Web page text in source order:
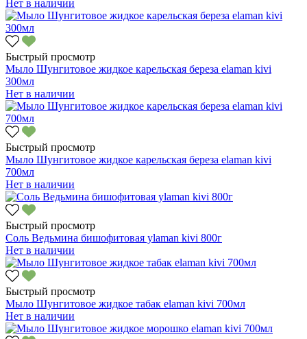
Нет в наличии
Быстрый просмотр
Мыло Шунгитовое жидкое карельская береза elaman kivi
300мл
Нет в наличии
Быстрый просмотр
Мыло Шунгитовое жидкое карельская береза elaman kivi
700мл
Нет в наличии
Быстрый просмотр
Соль Ведьмина бишофитовая уlaman kivi 800г
Нет в наличии
Быстрый просмотр
Мыло Шунгитовое жидкое табак elaman kivi 700мл
Нет в наличии